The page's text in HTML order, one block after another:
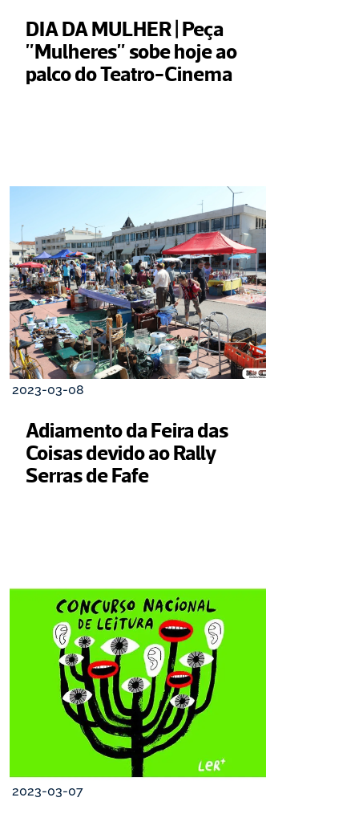
DIA DA MULHER | Peça
"Mulheres" sobe hoje ao
palco do Teatro-Cinema
2023-03-08
Adiamento da Feira das
Coisas devido ao Rally
Serras de Fafe
2023-03-07